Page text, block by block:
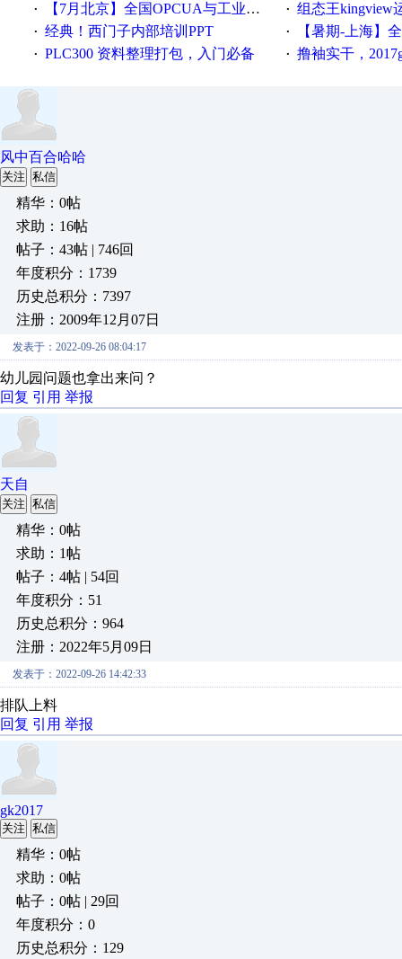
· 【7月北京】全国OPCUA与工业互联技术培训班通知！ · 组态王kingview
· 经典！西门子内部培训PPT · 【暑期-上海】全国工业
· PLC300 资料整理打包，入门必备 · 撸袖实干，2017gongkong®第
风中百合哈哈
关注 私信
精华：0帖
求助：16帖
帖子：43帖 | 746回
年度积分：1739
历史总积分：7397
注册：2009年12月07日
发表于：2022-09-26 08:04:17
幼儿园问题也拿出来问？
回复 引用 举报
天自
关注 私信
精华：0帖
求助：1帖
帖子：4帖 | 54回
年度积分：51
历史总积分：964
注册：2022年5月09日
发表于：2022-09-26 14:42:33
排队上料
回复 引用 举报
gk2017
关注 私信
精华：0帖
求助：0帖
帖子：0帖 | 29回
年度积分：0
历史总积分：129